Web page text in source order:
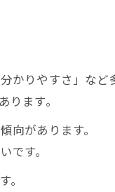
りやすさ」など
ます。
があります。
です。